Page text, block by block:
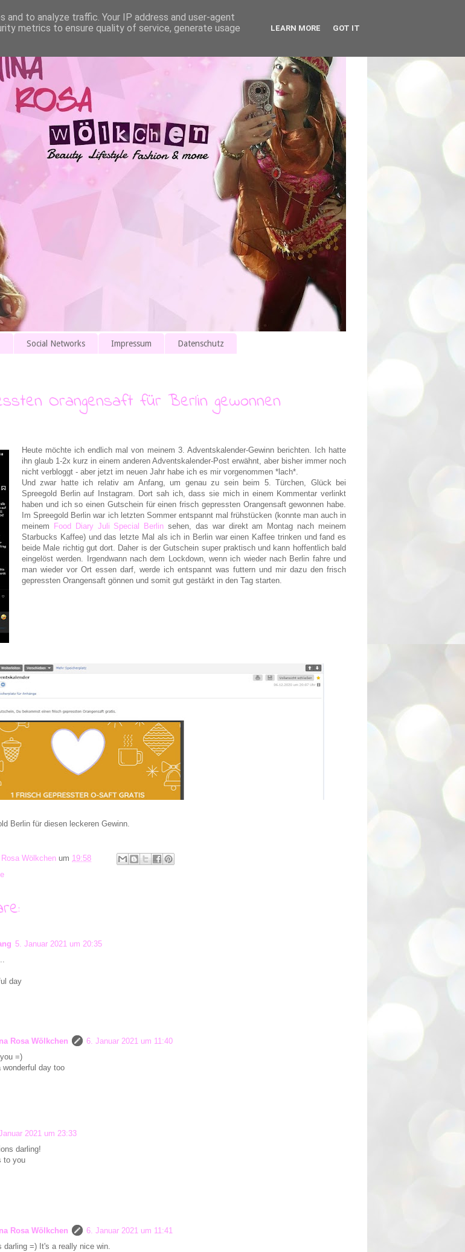
Social Networks Impressum Datenschutz
Orangensaft für Berlin gewonnen
Heute möchte ich endlich mal von meinem 3. Adventskalender-Gewinn berichten. Ich hatte
ihn glaub 1-2x kurz in einem anderen Adventskalender-Post erwähnt, aber bisher immer noch
nicht verbloggt - aber jetzt im neuen Jahr habe ich es mir vorgenommen *lach*.
Und zwar hatte ich relativ am Anfang, um genau zu sein beim 5. Türchen, Glück bei
Spreegold Berlin auf Instagram. Dort sah ich, dass sie mich in einem Kommentar verlinkt
haben und ich so einen Gutschein für einen frisch gepressten Orangensaft gewonnen habe.
Im Spreegold Berlin war ich letzten Sommer entspannt mal frühstücken (konnte man auch in
meinem
Food Diary Juli Special Berlin sehen, das war direkt am Montag nach meinem
Starbucks Kaffee) und das letzte Mal als ich in Berlin war einen Kaffee trinken und fand es
beide Male richtig gut dort. Daher is der Gutschein super praktisch und kann hoffentlich bald
eingelöst werden. Irgendwann nach dem Lockdown, wenn ich wieder nach Berlin fahre und
man wieder vor Ort essen darf , werde ich entspannt was futtern und mir dazu den frisch
gepressten Orangensaft gönnen und somit gut gestärkt in den Tag starten.
Berlin für diesen leckeren Gewinn.
Wölkchen um 19:58
5. Januar 2021 um 20:35
day
Rosa Wölkchen
6. Januar 2021 um 11:40
=)
wonderful day too
2021 um 23:33
darling!
to you
Rosa Wölkchen
6. Januar 2021 um 11:41
darling =) It's a really nice win.
to analyze traffic. Your IP address and user-agent
metrics to ensure quality of service, generate usage
LEARN MORE GOT IT